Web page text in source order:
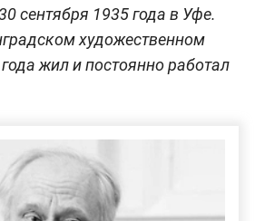
сентября 1935 года в Уфе.
художественном
жил и постоянно работал